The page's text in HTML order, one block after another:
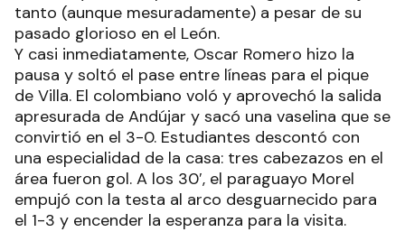
tanto (aunque mesuradamente) a pesar de su
pasado glorioso en el León.
Y casi inmediatamente, Oscar Romero hizo la
pausa y soltó el pase entre líneas para el pique
de Villa. El colombiano voló y aprovechó la salida
apresurada de Andújar y sacó una vaselina que se
convirtió en el 3-0. Estudiantes descontó con
una especialidad de la casa: tres cabezazos en el
área fueron gol. A los 30′, el paraguayo Morel
empujó con la testa al arco desguarnecido para
el 1-3 y encender la esperanza para la visita.